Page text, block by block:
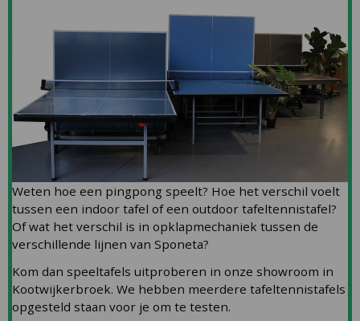
Weten hoe een pingpong speelt? Hoe het verschil voelt
tussen een indoor tafel of een outdoor tafeltennistafel?
Of wat het verschil is in opklapmechaniek tussen de
verschillende lijnen van Sponeta?
Kom dan speeltafels uitproberen in onze showroom in
Kootwijkerbroek. We hebben meerdere tafeltennistafels
opgesteld staan voor je om te testen.